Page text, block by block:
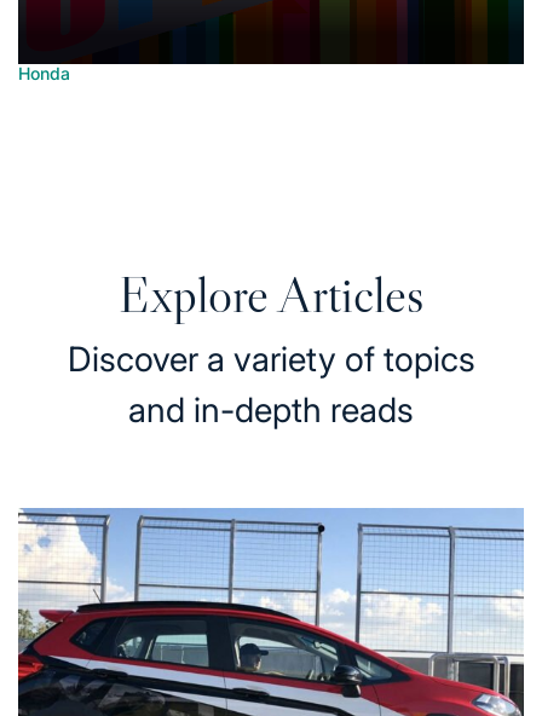
Posted
Honda
Explore Articles
Discover a variety of topics
and in-depth reads